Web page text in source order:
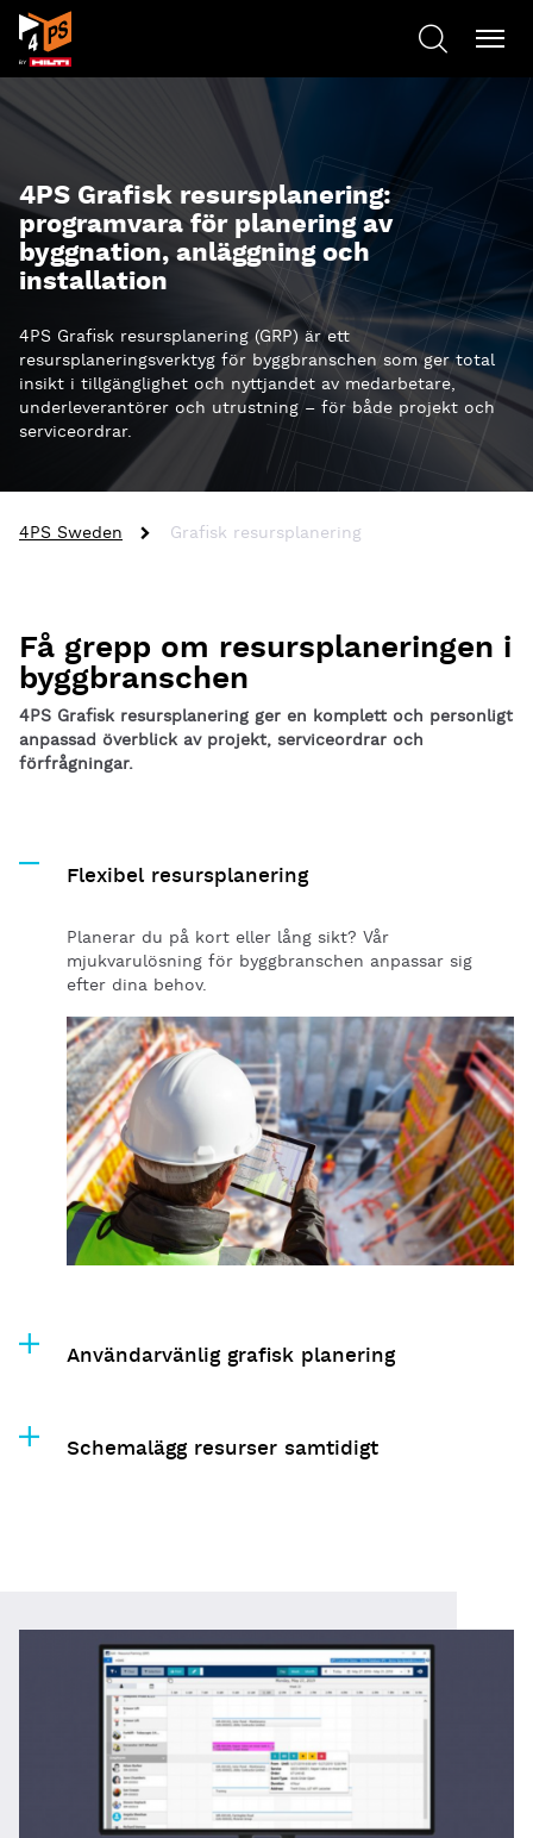
4PS Grafisk resursplanering:
programvara för planering av
byggnation, anläggning och
installation
4PS Grafisk resursplanering (GRP) är ett
resursplaneringsverktyg för byggbranschen som ger total
insikt i tillgänglighet och nyttjandet av medarbetare,
underleverantörer och utrustning – för både projekt och
serviceordrar.
4PS Sweden Grafisk resursplanering
Få grepp om resursplaneringen i
byggbranschen
4PS Grafisk resursplanering ger en komplett och personligt
anpassad överblick av projekt, serviceordrar och
förfrågningar.
Flexibel resursplanering
Planerar du på kort eller lång sikt? Vår
mjukvarulösning för byggbranschen anpassar sig
efter dina behov.
Användarvänlig grafisk planering
Schemalägg resurser samtidigt